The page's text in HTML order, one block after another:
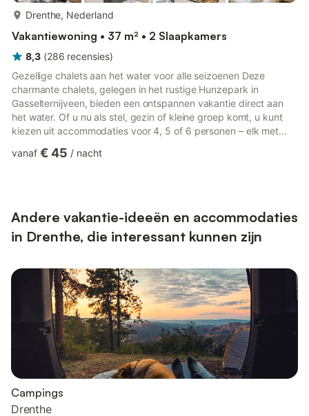
Drenthe, Nederland
Vakantiewoning • 37 m² • 2 Slaapkamers
8,3 (286 recensies)
Gezellige chalets aan het water voor alle seizoenen Deze
charmante chalets, gelegen in het rustige Hunzepark in
Gasselternijveen, bieden een ontspannen vakantie direct aan
het water. Of u nu als stel, gezin of kleine groep komt, u kunt
kiezen uit accommodaties voor 4, 5 of 6 personen – elk met
omgeving. De eenvoudig ingerichte interieurs bieden alles wat u
vanaf € 45 / nacht
Andere vakantie-ideeën en accommodaties
in Drenthe, die interessant kunnen zijn
Campings
Drenthe